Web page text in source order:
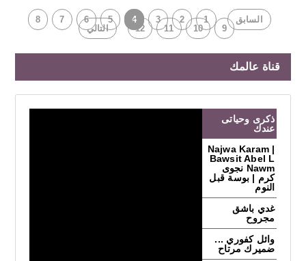
السابق 1
2
3
4
5
6
7
8
9
10
11
12 التالي
قناة عالمك
ذكرى وحياتى
عندك
Najwa Karam |
Bawsit Abel L
Nawm نجوى
كرم | بوسة قبل
النوم
غدي باشق
مجروح
وائل كفوري ...
ضميرك مرتاح